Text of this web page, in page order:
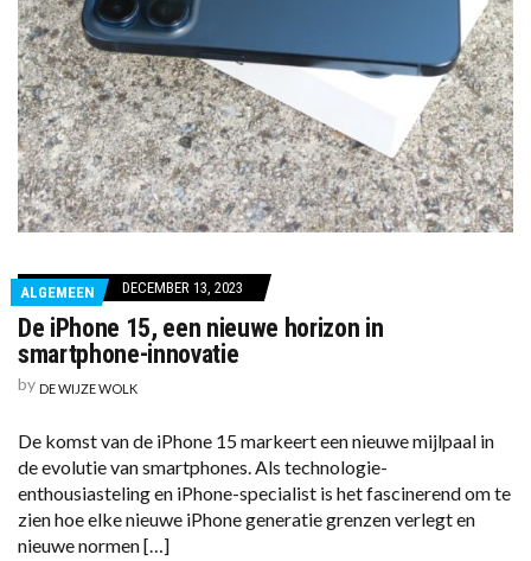
ALGEMEEN DECEMBER 13, 2023
De iPhone 15, een nieuwe horizon in
smartphone-innovatie
by DE WIJZE WOLK
De komst van de iPhone 15 markeert een nieuwe mijlpaal in
de evolutie van smartphones. Als technologie-
enthousiasteling en iPhone-specialist is het fascinerend om te
zien hoe elke nieuwe iPhone generatie grenzen verlegt en
nieuwe normen […]